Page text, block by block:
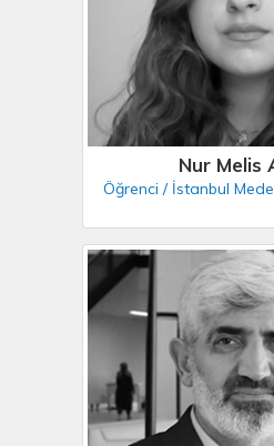
Nur Melis
Öğrenci / İstanbul